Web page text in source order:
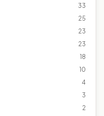
33
25
23
23
18
10
4
3
2